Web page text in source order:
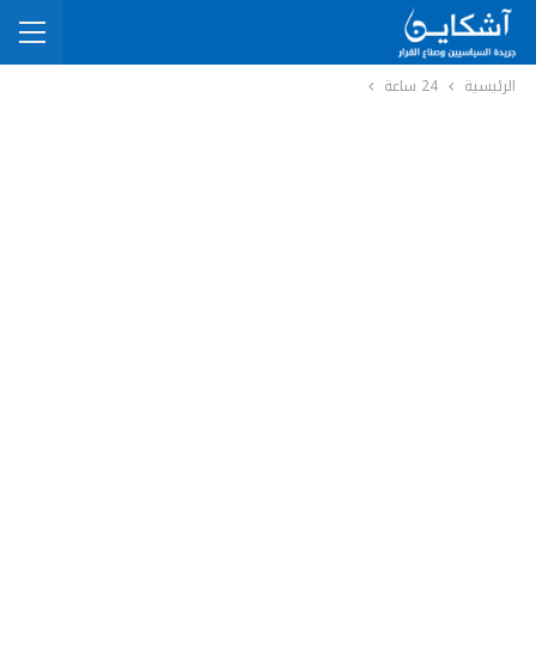
الرئيسية 24 ساعة